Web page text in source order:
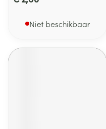
Niet beschikbaar